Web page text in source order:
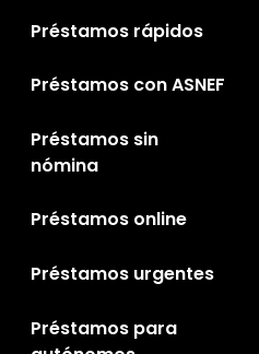
Préstamos rápidos
Préstamos con ASNEF
Préstamos sin
nómina
Préstamos online
Préstamos urgentes
Préstamos para